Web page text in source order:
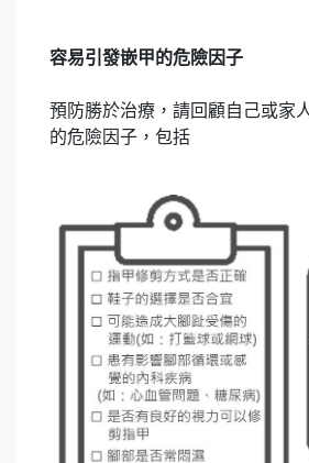
容易引發嵌甲的危險因子
預防勝於治療，請回顧自己或家
的危險因子，包括